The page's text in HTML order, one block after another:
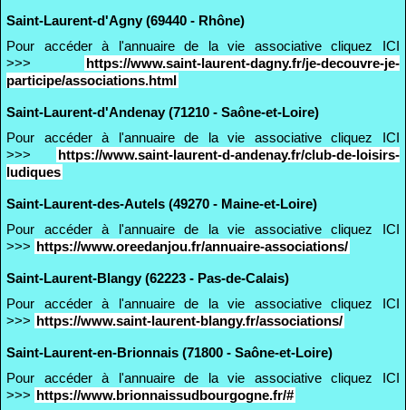
Saint-Laurent-d'Agny (69440 - Rhône)
Pour accéder à l'annuaire de la vie associative cliquez ICI
>>>
https://www.saint-laurent-dagny.fr/je-decouvre-je-
participe/associations.html
Saint-Laurent-d'Andenay (71210 - Saône-et-Loire)
Pour accéder à l'annuaire de la vie associative cliquez ICI
>>>
https://www.saint-laurent-d-andenay.fr/club-de-loisirs-
ludiques
Saint-Laurent-des-Autels (49270 - Maine-et-Loire)
Pour accéder à l'annuaire de la vie associative cliquez ICI
>>> https://www.oreedanjou.fr/annuaire-associations/
Saint-Laurent-Blangy (62223 - Pas-de-Calais)
Pour accéder à l'annuaire de la vie associative cliquez ICI
>>> https://www.saint-laurent-blangy.fr/associations/
Saint-Laurent-en-Brionnais (71800 - Saône-et-Loire)
Pour accéder à l'annuaire de la vie associative cliquez ICI
>>> https://www.brionnaissudbourgogne.fr/#